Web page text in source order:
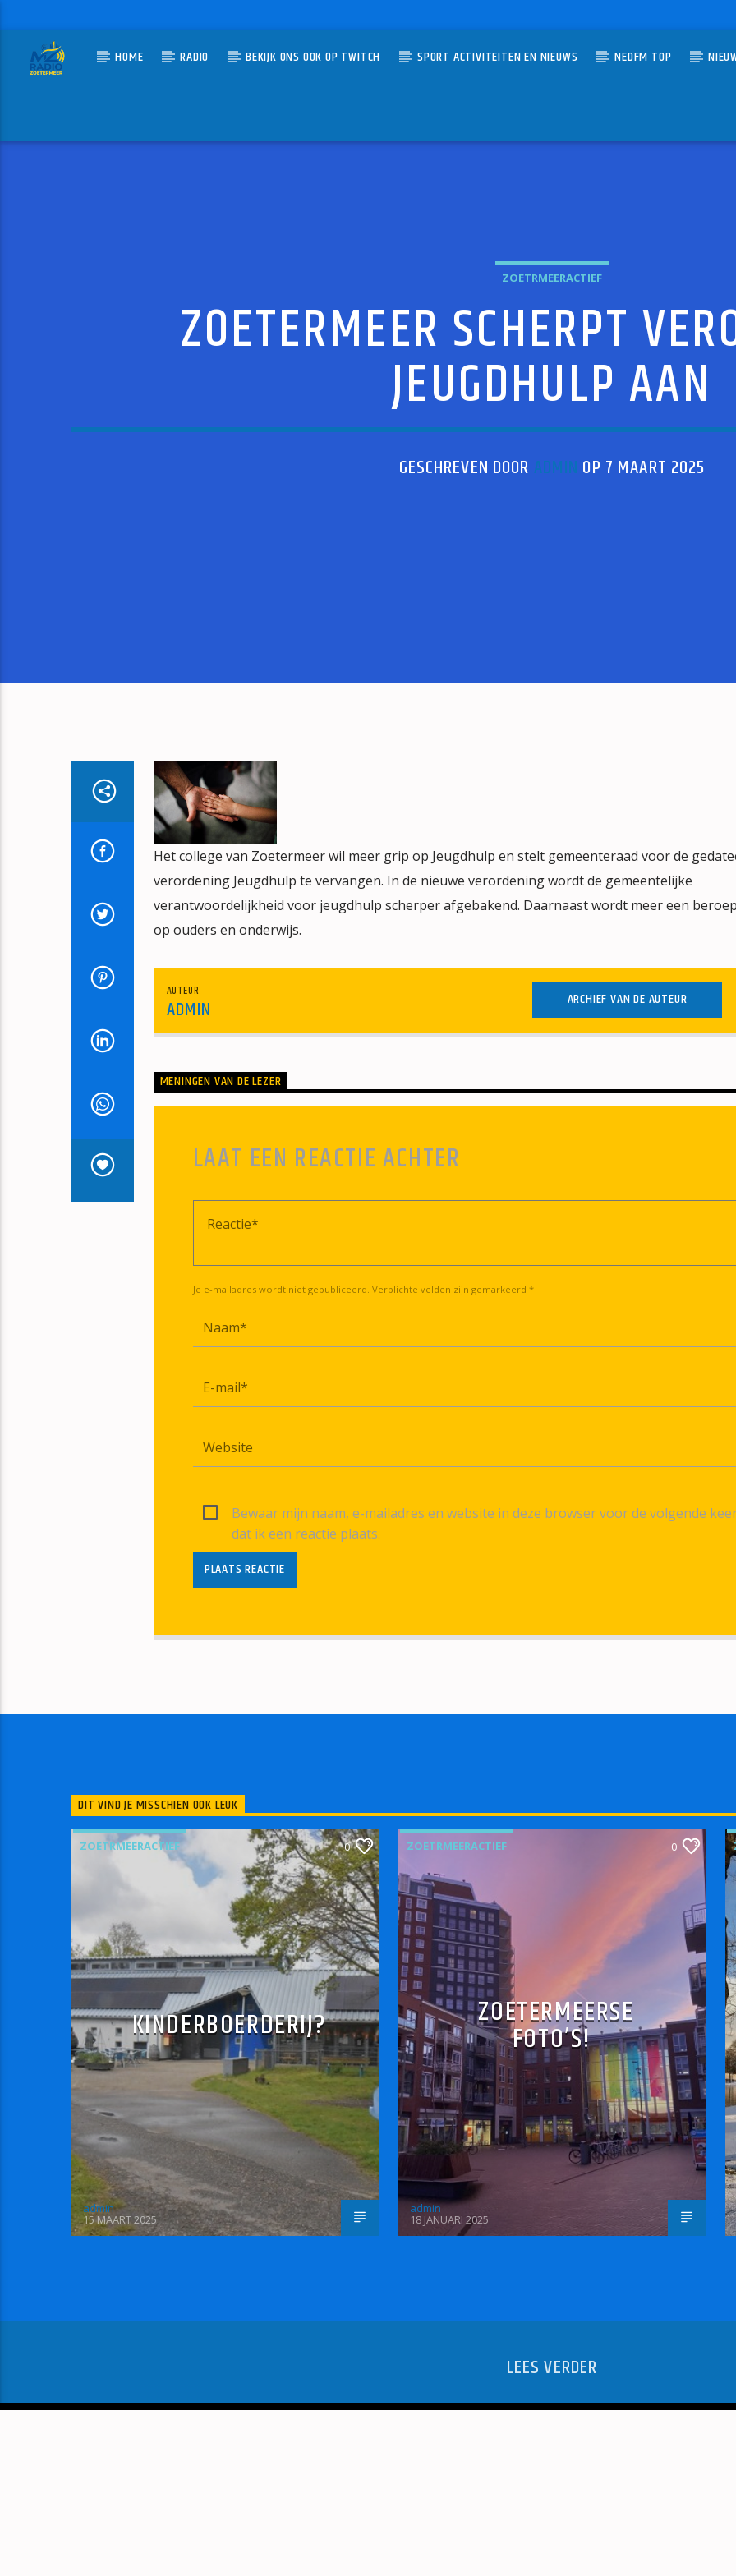
HOME RADIO BEKIJK ONS OOK OP TWITCH SPORT ACTIVITEITEN EN NIEUWS NEDFM TOP
ZOETRMEERACTIEF
ZOETERMEER SCHERPT
JEUGDHULP AAN
GESCHREVEN DOOR ADMIN OP 7 MAART 2025
Het college van Zoetermeer wil meer grip op Jeugdhulp en stelt gemeenteraad voor de
verordening Jeugdhulp te vervangen. In de nieuwe verordening wordt de gemeentelijke
verantwoordelijkheid voor jeugdhulp scherper afgebakend. Daarnaast wordt meer een
op ouders en onderwijs.
AUTEUR
ADMIN ARCHIEF VAN DE AUTEUR
MENINGEN VAN DE LEZER
LAAT EEN REACTIE ACHTER
Je e-mailadres wordt niet gepubliceerd. Verplichte velden zijn gemarkeerd *
Bewaar mijn naam, e-mailadres en website in deze browser voor de volgende
dat ik een reactie plaats.
DIT VIND JE MISSCHIEN OOK LEUK
ZOETRMEERACTIEF 0
KINDERBOERDERIJ?
admin
15 MAART 2025
ZOETRMEERACTIEF 0
ZOETERMEERSE
FOTO’S!
admin
18 JANUARI 2025
LEES VERDER